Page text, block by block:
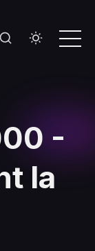
-
la